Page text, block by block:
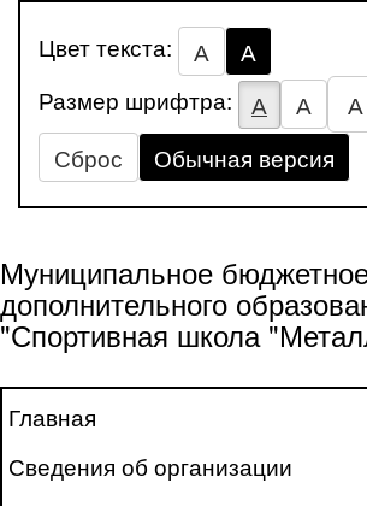
Цвет текста: А
А
Размер шрифтра:
А А
А
Сброс
Обычная версия
Муниципальное
дополнительного
"Спортивная школа
Главная
Сведения об организации